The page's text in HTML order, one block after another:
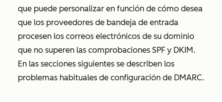
que puede personalizar en función de cómo desea
que los proveedores de bandeja de entrada
procesen los correos electrónicos de su dominio
que no superen las comprobaciones SPF y DKIM.
En las secciones siguientes se describen los
problemas habituales de configuración de DMARC.